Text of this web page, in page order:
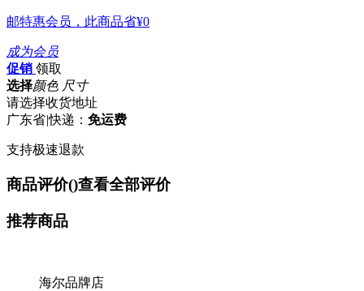
邮特惠会员，此商品省¥0
成为会员
促销 领取
选择颜色 尺寸
请选择收货地址
广东省|快递： 免运费
支持极速退款
商品评价()查看全部评价
推荐商品
海尔品牌店